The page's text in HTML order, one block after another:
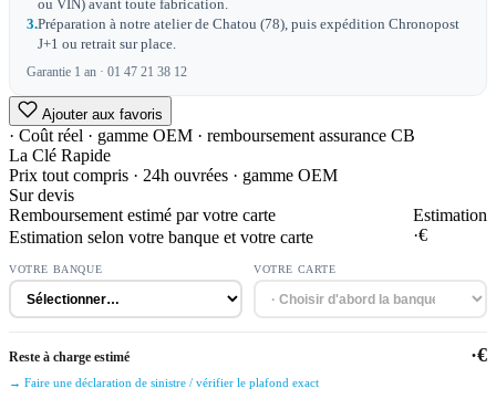
ou VIN) avant toute fabrication.
3.Préparation à notre atelier de Chatou (78), puis expédition Chronopost
J+1 ou retrait sur place.
Garantie 1 an · 01 47 21 38 12
Ajouter aux favoris
· Coût réel · gamme OEM · remboursement assurance CB
La Clé Rapide
Prix tout compris · 24h ouvrées · gamme OEM
Sur devis
Remboursement estimé par votre carte
Estimation selon votre banque et votre carte
Estimation
·€
VOTRE BANQUE VOTRE CARTE
Reste à charge estimé ·€
→ Faire une déclaration de sinistre / vérifier le plafond exact